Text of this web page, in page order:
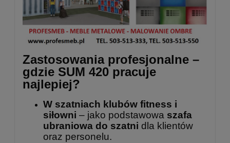
Zastosowania profesjonalne –
gdzie SUM 420 pracuje
najlepiej?
W szatniach klubów fitness i
siłowni – jako podstawowa szafa
ubraniowa do szatni dla klientów
oraz personelu.